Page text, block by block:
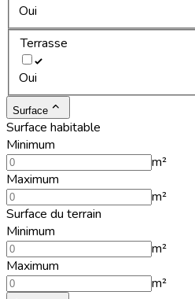
Oui
Terrasse
Oui
Surface
Surface habitable
Minimum
m²
Maximum
m²
Surface du terrain
Minimum
m²
Maximum
m²